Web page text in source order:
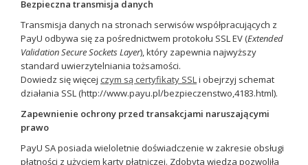
Bezpieczna transmisja danych
Transmisja danych na stronach serwisów współpracujących z
PayU odbywa się za pośrednictwem protokołu SSL EV (Extended
Validation Secure Sockets Layer), który zapewnia najwyższy
standard uwierzytelniania tożsamości.
Dowiedz się więcej czym są certyfikaty SSLi obejrzyj schemat
działania SSL (http://www.payu.pl/bezpieczenstwo,4183.html).
Zapewnienie ochrony przed transakcjami naruszającymi
prawo
PayU SA posiada wieloletnie doświadczenie w zakresie obsługi
płatności z użyciem karty płatniczej. Zdobyta wiedza pozwoliła